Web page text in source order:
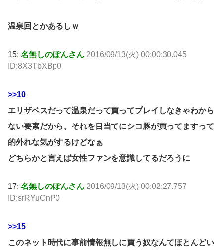
温泉回とかあるしｗ
15: 名無しのぽんさん 2016/09/13(火) 00:00:30.045
ID:8X3TbXBp0
>>10
エリザベスだって温泉だって買ってプレイしなきゃわから
ない要素だから、それを目当てにシコ豚が買ってますって
的外れな気がするけどなぁ
どちらかと言えば女性ファンを意識してるだろうに
17: 名無しのぽんさん 2016/09/13(火) 00:02:27.757
ID:srRYuCnP0
>>15
このネット時代に事前情報無しに買う奴なんてほとんどい